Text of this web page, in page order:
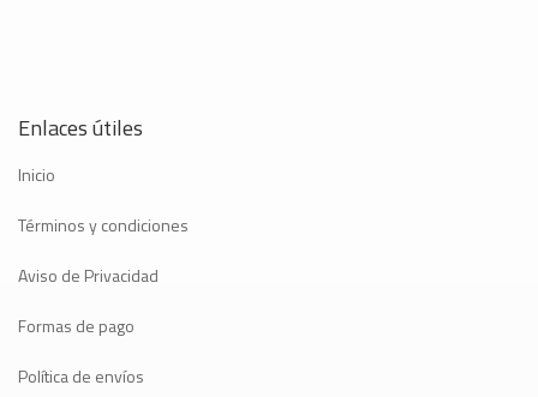
Enlaces útiles
Inicio
Términos y condiciones
Aviso de Privacidad
Formas de pago
Política de envíos